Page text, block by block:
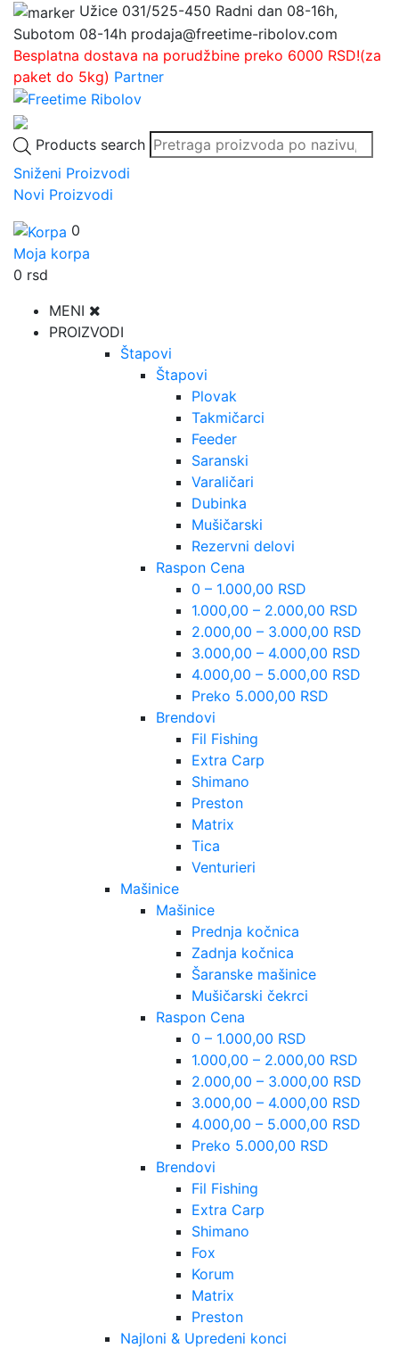
Užice 031/525-450 Radni dan 08-16h,
Subotom 08-14h prodaja@freetime-ribolov.com
Besplatna dostava na porudžbine preko 6000 RSD!(za
paket do 5kg) Partner
Products search
Sniženi Proizvodi
Novi Proizvodi
0
Moja korpa
0 rsd
MENI
PROIZVODI
Štapovi
Štapovi
Plovak
Takmičarci
Feeder
Saranski
Varaličari
Dubinka
Mušičarski
Rezervni delovi
Raspon Cena
0 – 1.000,00 RSD
1.000,00 – 2.000,00 RSD
2.000,00 – 3.000,00 RSD
3.000,00 – 4.000,00 RSD
4.000,00 – 5.000,00 RSD
Preko 5.000,00 RSD
Brendovi
Fil Fishing
Extra Carp
Shimano
Preston
Matrix
Tica
Venturieri
Mašinice
Mašinice
Prednja kočnica
Zadnja kočnica
Šaranske mašinice
Mušičarski čekrci
Raspon Cena
0 – 1.000,00 RSD
1.000,00 – 2.000,00 RSD
2.000,00 – 3.000,00 RSD
3.000,00 – 4.000,00 RSD
4.000,00 – 5.000,00 RSD
Preko 5.000,00 RSD
Brendovi
Fil Fishing
Extra Carp
Shimano
Fox
Korum
Matrix
Preston
Najloni & Upredeni konci